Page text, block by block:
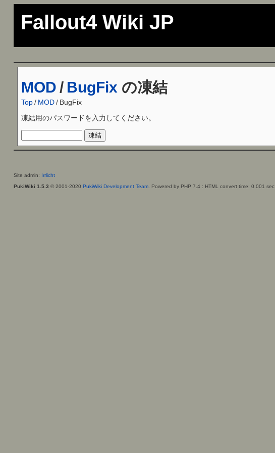
Fallout4 Wiki JP
MOD / BugFix の凍結
Top/ MOD/ BugFix
凍結用のパスワードを入力してください。
Site admin: Irrlicht
PukiWiki 1.5.3 © 2001-2020 PukiWiki Development Team. Powered by PHP 7.4 : HTML convert time: 0.001 sec.